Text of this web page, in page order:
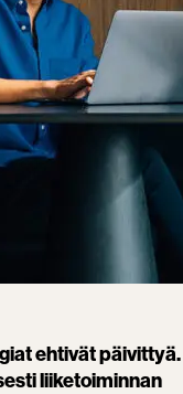
ehtivät päivittyä.
liiketoiminnan